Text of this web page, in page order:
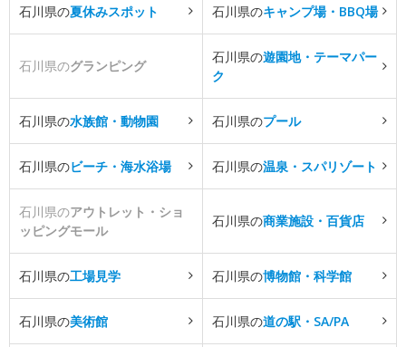
石川県の夏休みスポット 石川県のキャンプ場・BBQ場
石川県のグランピング
石川県の遊園地・テーマパー
ク
石川県の水族館・動物園 石川県のプール
石川県のビーチ・海水浴場 石川県の温泉・スパリゾート
石川県のアウトレット・ショ
ッピングモール
石川県の商業施設・百貨店
石川県の工場見学 石川県の博物館・科学館
石川県の美術館 石川県の道の駅・SA/PA